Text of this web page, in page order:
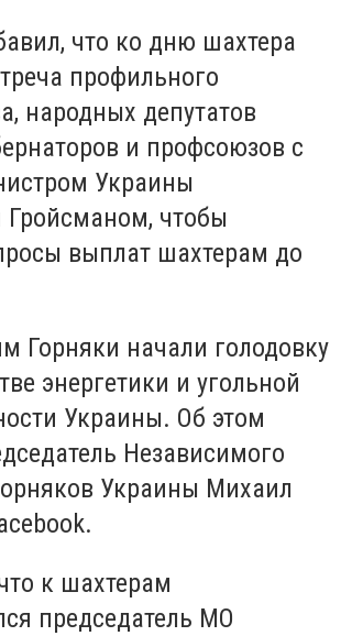
что ко дню шахтера
профильного
народных депутатов
и профсоюзов с
Украины
чтобы
выплат шахтерам до
Горняки начали голодовку
энергетики и угольной
Украины. Об этом
Независимого
Украины Михаил
к шахтерам
председатель МО